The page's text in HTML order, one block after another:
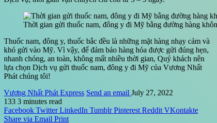
Thời gian gửi thuốc nam, đông y đi Mỹ bằng đường hàng
Thuốc nam, đông y, thuốc bắc đều là những mặt hàng nhạy cảm và
khó gửi vào Mỹ. Vì vậy, để đảm bảo hàng hóa được gửi đúng hẹn,
nhanh chóng, an toàn, không mất nhiều thời gian, Quý khách nên
lựa chọn Dịch vụ gửi thuốc nam, đông y đi Mỹ của Vương Nhất
Phát chúng tôi!
Vương Nhất Phát Express Send an email July 27, 2022
133 3 minutes read
Facebook Twitter LinkedIn Tumblr Pinterest Reddit VKontakte
Share via Email Print